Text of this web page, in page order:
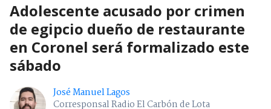
Adolescente acusado por crimen
de egipcio dueño de restaurante
en Coronel será formalizado este
sábado
José Manuel Lagos
Corresponsal Radio El Carbón de Lota